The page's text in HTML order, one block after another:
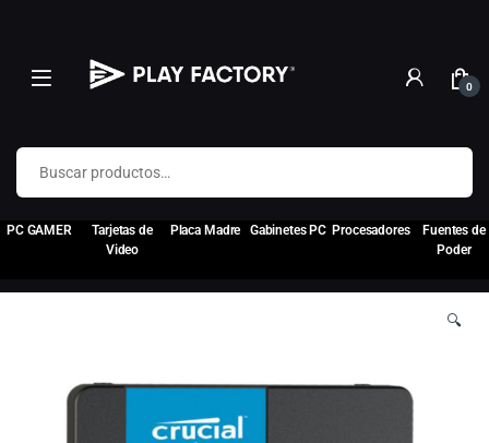
0
Buscar por:
PC GAMER
Tarjetas de
Video
Placa Madre Gabinetes PC Procesadores
Fuentes de
Poder
🔍